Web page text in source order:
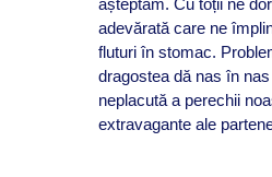
așteptăm. Cu toții ne
adevărată care ne
fluturi în stomac.
dragostea dă nas în
neplacută a perechii
extravagante ale